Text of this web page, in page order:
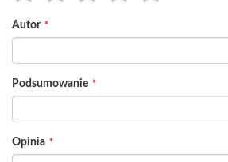
star
stars
stars
stars
stars
Autor
Podsumowanie
Opinia